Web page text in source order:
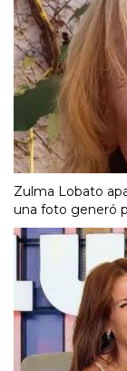
Zulma Lobato
una foto generó